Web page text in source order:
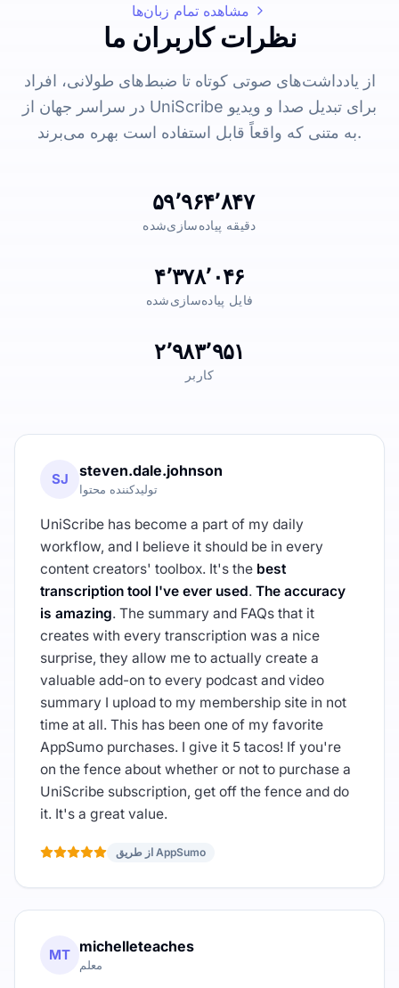
مشاهده تمام زبان‌ها
نظرات کاربران ما
از یادداشت‌های صوتی کوتاه تا ضبط‌های طولانی، افراد
در سراسر جهان از UniScribe برای تبدیل صدا و ویدیو
به متنی که واقعاً قابل استفاده است بهره می‌برند.
۵۹٬۹۶۴٬۸۴۷
دقیقه پیاده‌سازی‌شده
۴٬۳۷۸٬۰۴۶
فایل پیاده‌سازی‌شده
۲٬۹۸۳٬۹۵۱
کاربر
SJ steven.dale.johnson
تولیدکننده محتوا
UniScribe has become a part of my daily
workflow, and I believe it should be in every
content creators' toolbox. It's the best
transcription tool I've ever used. The accuracy
is amazing. The summary and FAQs that it
creates with every transcription was a nice
surprise, they allow me to actually create a
valuable add-on to every podcast and video
summary I upload to my membership site in not
time at all. This has been one of my favorite
AppSumo purchases. I give it 5 tacos! If you're
on the fence about whether or not to purchase a
UniScribe subscription, get off the fence and do
it. It's a great value.
از طریق AppSumo
MT michelleteaches
معلم